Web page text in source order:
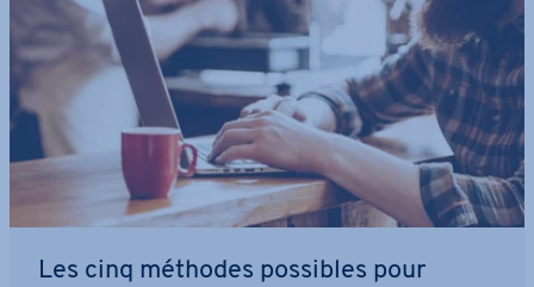
Les cinq méthodes possibles pour